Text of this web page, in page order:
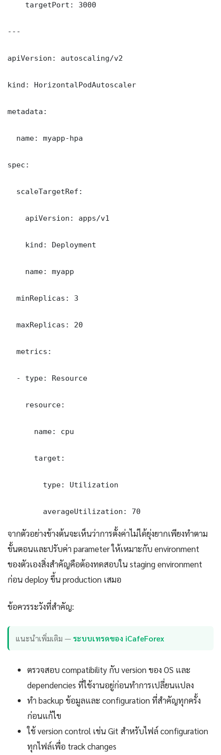
    targetPort: 3000
---
apiVersion: autoscaling/v2
kind: HorizontalPodAutoscaler
metadata:
  name: myapp-hpa
spec:
  scaleTargetRef:
    apiVersion: apps/v1
    kind: Deployment
    name: myapp
  minReplicas: 3
  maxReplicas: 20
  metrics:
  - type: Resource
    resource:
      name: cpu
      target:
        type: Utilization
        averageUtilization: 70
จากตัวอย่างข้างต้นจะเห็นว่าการตั้งค่าไม่ได้ยุ่งยากเพียงทำตาม
ขั้นตอนและปรับค่า parameter ให้เหมาะกับ environment
ของตัวเองสิ่งสำคัญคือต้องทดสอบใน staging environment
ก่อน deploy ขึ้น production เสมอ
ข้อควรระวังที่สำคัญ:
แนะนำเพิ่มเติม —ระบบเทรดของ iCafeForex
ตรวจสอบ compatibility กับ version ของ OS และ
dependencies ที่ใช้งานอยู่ก่อนทำการเปลี่ยนแปลง
ทำ backup ข้อมูลและ configuration ที่สำคัญทุกครั้ง
ก่อนแก้ไข
ใช้ version control เช่น Git สำหรับไฟล์ configuration
ทุกไฟล์เพื่อ track changes